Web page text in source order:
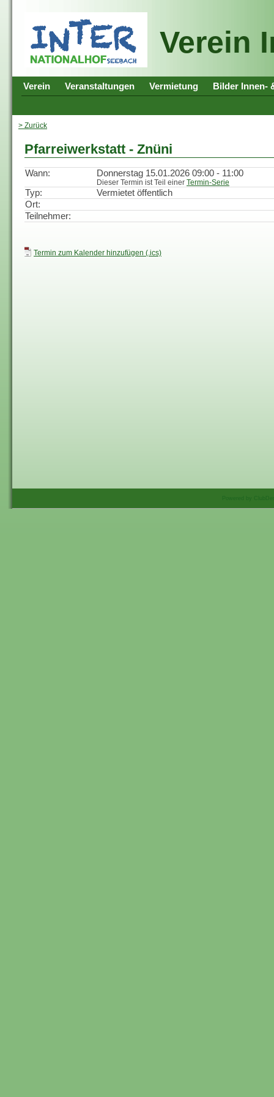
Verein
Verein Veranstaltungen Vermietung Bilder Innen-
> Zurück
Pfarreiwerkstatt - Znüni
Wann: Donnerstag 15.01.2026 09:00 - 11:00
Dieser Termin ist Teil einer Termin-Serie
Typ:
Vermietet öffentlich
Ort:
Teilnehmer:
Termin zum Kalender hinzufügen (.ics)